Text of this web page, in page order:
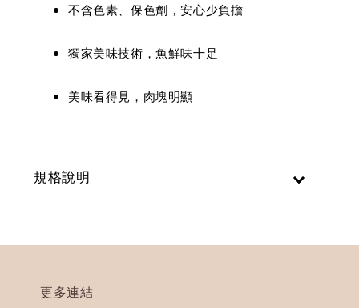
不含色素、保色劑，安心少負擔
獨家美味技術，魚鮮味十足
美味看得見，肉塊明顯
規格說明
更多連結